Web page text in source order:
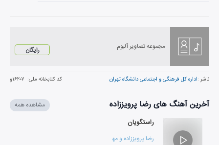
مجموعه تصاویر آلبوم رایگان
ناشر :اداره کل فرهنگی و اجتماعی دانشگاه تهران کد کتابخانه ملی: ۱۶۲۰۷و
آخرین آهنگ های رضا پرویززاده مشاهده همه
راستگویان
رضا پرویززاده و مهدی امامی